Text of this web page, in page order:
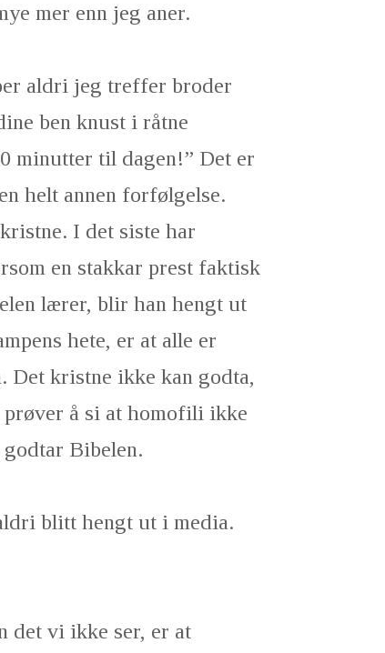
mer enn jeg aner.
aldri jeg treffer broder
ben knust i råtne
minutter til dagen!” Det er
helt annen forfølgelse.
I det siste har
en stakkar prest faktisk
lærer, blir han hengt ut
hete, er at alle er
Det kristne ikke kan godta,
prøver å si at homofili ikke
Bibelen.
blitt hengt ut i media.
det vi ikke ser, er at